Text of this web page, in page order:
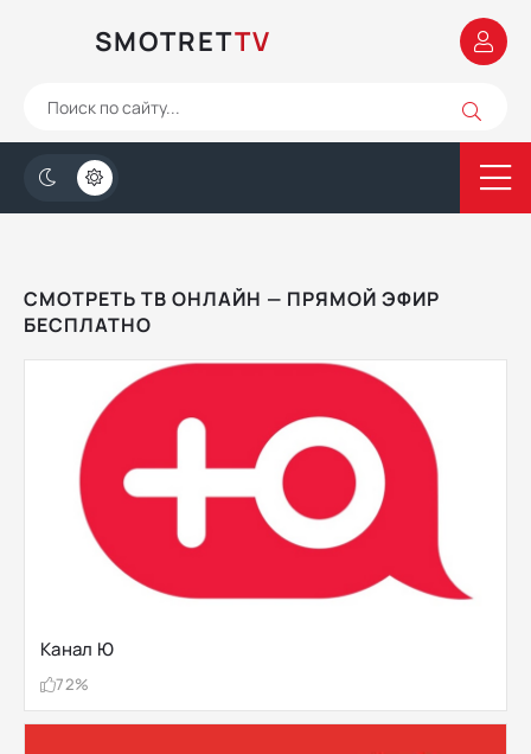
SMOTRETTV
СМОТРЕТЬ ТВ ОНЛАЙН — ПРЯМОЙ ЭФИР
БЕСПЛАТНО
Канал Ю
72%